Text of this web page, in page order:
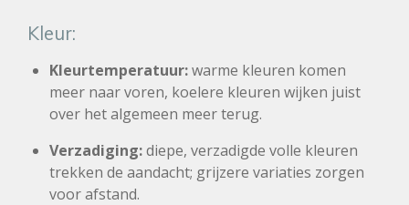
Kleur:
Kleurtemperatuur:warme kleuren komen
meer naar voren, koelere kleuren wijken juist
over het algemeen meer terug.
Verzadiging:diepe, verzadigde volle kleuren
trekken de aandacht; grijzere variaties zorgen
voor afstand.